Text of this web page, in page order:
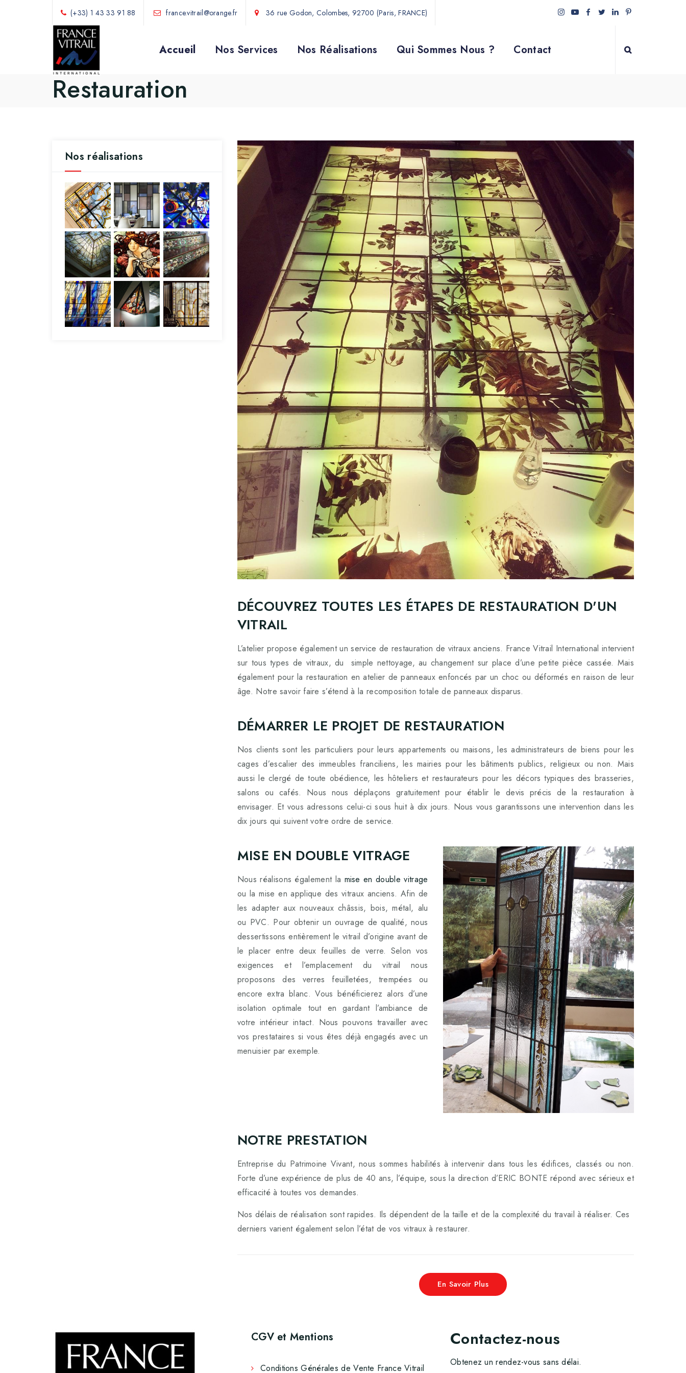
(+33) 1 43 33 91 88 france.vitrail@orange.fr 36 rue Godon, Colombes, 92700 (Paris, FRANCE)
Accueil Nos Services Nos Réalisations Qui Sommes Nous ? Contact
Restauration
DÉCOUVREZ TOUTES LES ÉTAPES DE RESTAURATION D'UN
VITRAIL
L’atelier propose également un service de restauration de vitraux anciens. France Vitrail International intervient
sur tous types de vitraux, du simple nettoyage, au changement sur place d’une petite pièce cassée. Mais
également pour la restauration en atelier de panneaux enfoncés par un choc ou déformés en raison de leur
âge. Notre savoir faire s’étend à la recomposition totale de panneaux disparus.
DÉMARRER LE PROJET DE RESTAURATION
Nos clients sont les particuliers pour leurs appartements ou maisons, les administrateurs de biens pour les
cages d’escalier des immeubles franciliens, les mairies pour les bâtiments publics, religieux ou non. Mais
aussi le clergé de toute obédience, les hôteliers et restaurateurs pour les décors typiques des brasseries,
salons ou cafés. Nous nous déplaçons gratuitement pour établir le devis précis de la restauration à
envisager. Et vous adressons celui-ci sous huit à dix jours. Nous vous garantissons une intervention dans les
dix jours qui suivent votre ordre de service.
MISE EN DOUBLE VITRAGE
Nous réalisons également la mise en double vitrage
ou la mise en applique des vitraux anciens. Afin de
les adapter aux nouveaux châssis, bois, métal, alu
ou PVC. Pour obtenir un ouvrage de qualité, nous
dessertissons entièrement le vitrail d’origine avant de
le placer entre deux feuilles de verre. Selon vos
exigences et l’emplacement du vitrail nous
proposons des verres feuilletées, trempées ou
encore extra blanc. Vous bénéficierez alors d’une
isolation optimale tout en gardant l’ambiance de
votre intérieur intact. Nous pouvons travailler avec
vos prestataires si vous êtes déjà engagés avec un
menuisier par exemple.
NOTRE PRESTATION
Entreprise du Patrimoine Vivant, nous sommes habilités à intervenir dans tous les édifices, classés ou non.
Forte d’une expérience de plus de 40 ans, l’équipe, sous la direction d’ERIC BONTE répond avec sérieux et
efficacité à toutes vos demandes.
Nos délais de réalisation sont rapides. Ils dépendent de la taille et de la complexité du travail à réaliser. Ces
derniers varient également selon l’état de vos vitraux à restaurer.
En Savoir Plus
Nos réalisations
CGV et Mentions
Conditions Générales de Vente France Vitrail
Contactez-nous
Obtenez un rendez-vous sans délai.